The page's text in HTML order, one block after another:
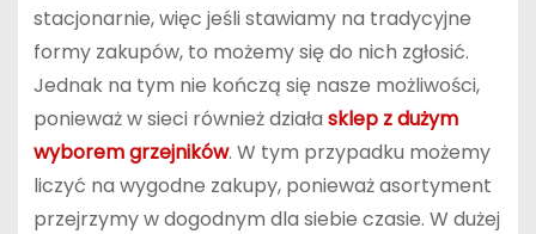
stacjonarnie, więc jeśli stawiamy na tradycyjne
formy zakupów, to możemy się do nich zgłosić.
Jednak na tym nie kończą się nasze możliwości,
ponieważ w sieci również działa sklep z dużym
wyborem grzejników. W tym przypadku możemy
liczyć na wygodne zakupy, ponieważ asortyment
przejrzymy w dogodnym dla siebie czasie. W dużej